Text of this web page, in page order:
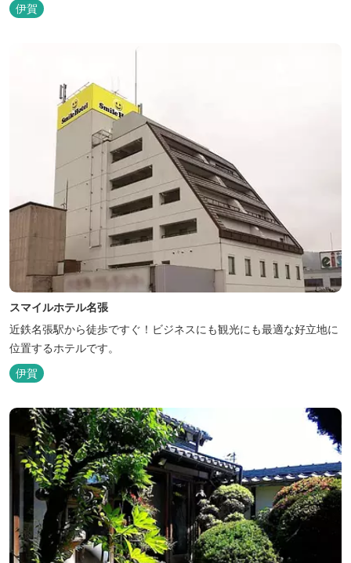
伊賀
スマイルホテル名張
近鉄名張駅から徒歩ですぐ！ビジネスにも観光にも最適な好立地に
位置するホテルです。
伊賀